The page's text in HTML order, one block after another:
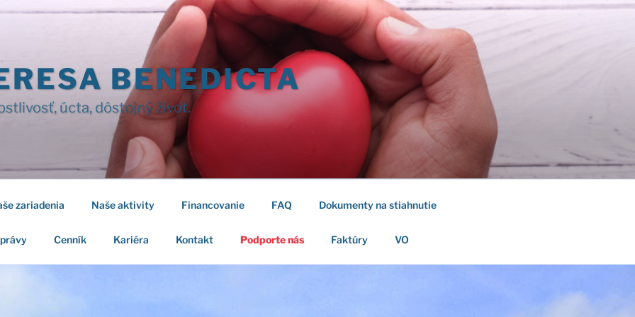
BENEDICTA
úcta, dôstojný život.
zariadenia Naše aktivity Financovanie FAQ Dokumenty na stiahnutie
Cenník Kariéra Kontakt Podporte nás Faktúry VO